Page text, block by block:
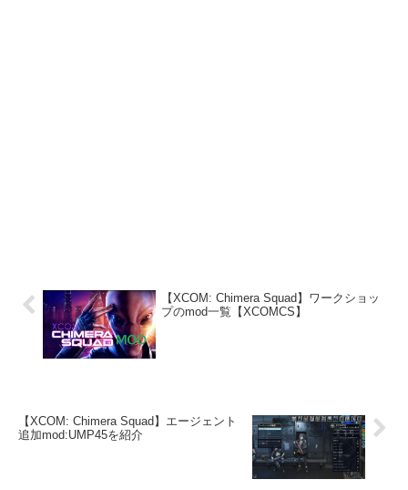
【XCOM: Chimera Squad】ワークショッ
プのmod一覧【XCOMCS】
【XCOM: Chimera Squad】エージェント
追加mod:UMP45を紹介